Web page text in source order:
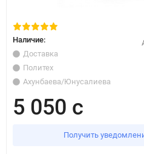
Наличие:
Доставка
Политех
Ахунбаева/Юнусалиева
5 050 с
Получить